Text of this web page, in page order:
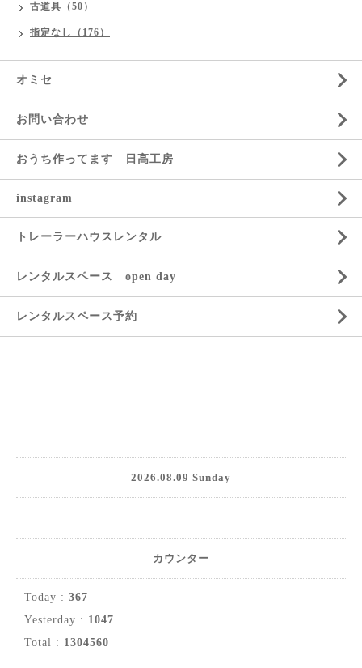
古道具（50）
指定なし（176）
オミセ
お問い合わせ
おうち作ってます 日高工房
instagram
トレーラーハウスレンタル
レンタルスペース open day
レンタルスペース予約
2026.08.09 Sunday
カウンター
Today : 367
Yesterday : 1047
Total : 1304560